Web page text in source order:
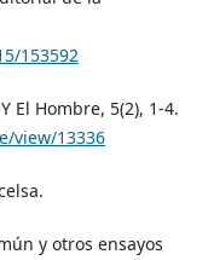
153592
El Hombre, 5(2), 1-4.
view/13336
y otros ensayos